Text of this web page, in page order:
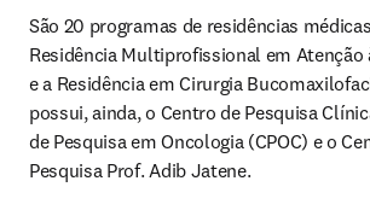
São 20 programas de residências
Residência Multiprofissional em Atenção
e a Residência em Cirurgia
possui, ainda, o Centro de Pesquisa
de Pesquisa em Oncologia (CPOC) e o
Pesquisa Prof. Adib Jatene.